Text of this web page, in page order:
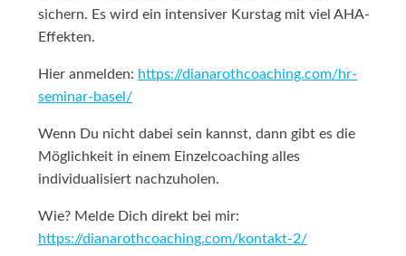
sichern. Es wird ein intensiver Kurstag mit viel AHA-
Effekten.
Hier anmelden: https://dianarothcoaching.com/hr-
seminar-basel/
Wenn Du nicht dabei sein kannst, dann gibt es die
Möglichkeit in einem Einzelcoaching alles
individualisiert nachzuholen.
Wie? Melde Dich direkt bei mir:
https://dianarothcoaching.com/kontakt-2/